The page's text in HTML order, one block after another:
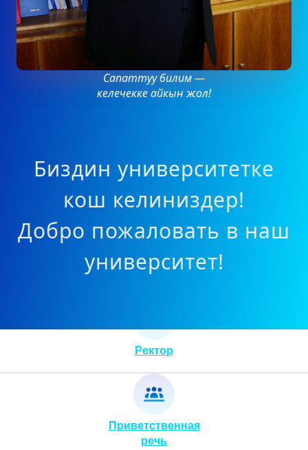
Сапаттуу билим —
келечекке айкын жол!
Биздин университетке
кош келиниздер!
Добро пожаловать в наш
университет!
Ректор
Приветственная
речь